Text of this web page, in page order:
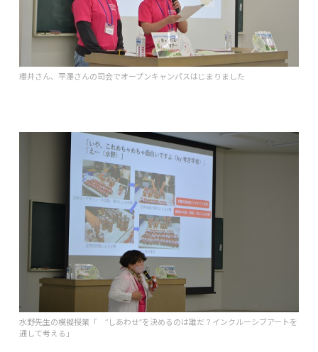
櫻井さん、平澤さんの司会でオープンキャンパスはじまりました
水野先生の模擬授業「 “しあわせ”を決めるのは誰だ？インクルーシブアートを
通して考える」